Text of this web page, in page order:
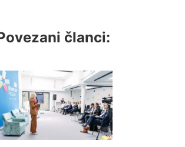
članci: